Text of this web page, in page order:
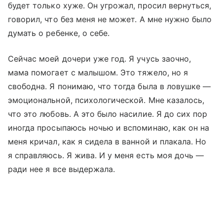
будет только хуже. Он угрожал, просил вернуться,
говорил, что без меня не может. А мне нужно было
думать о ребенке, о себе.
Сейчас моей дочери уже год. Я учусь заочно,
мама помогает с малышом. Это тяжело, но я
свободна. Я понимаю, что тогда была в ловушке —
эмоциональной, психологической. Мне казалось,
что это любовь. А это было насилие. Я до сих пор
иногда просыпаюсь ночью и вспоминаю, как он на
меня кричал, как я сидела в ванной и плакала. Но
я справляюсь. Я жива. И у меня есть моя дочь —
ради нее я все выдержала.